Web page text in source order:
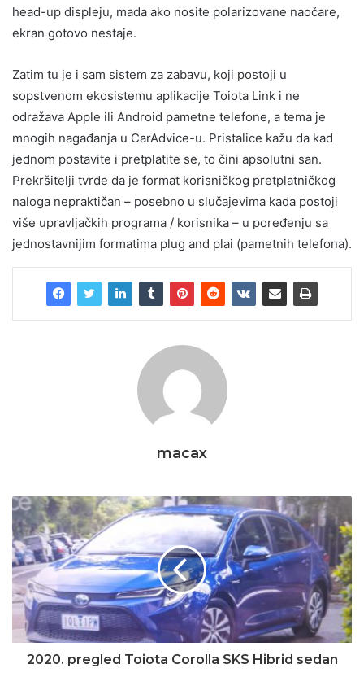
head-up displeju, mada ako nosite polarizovane naočare,
ekran gotovo nestaje.
Zatim tu je i sam sistem za zabavu, koji postoji u
sopstvenom ekosistemu aplikacije Toiota Link i ne
odražava Apple ili Android pametne telefone, a tema je
mnogih nagađanja u CarAdvice-u. Pristalice kažu da kad
jednom postavite i pretplatite se, to čini apsolutni san.
Prekršitelji tvrde da je format korisničkog pretplatničkog
naloga nepraktičan – posebno u slučajevima kada postoji
više upravljačkih programa / korisnika – u poređenju sa
jednostavnijim formatima plug and plai (pametnih telefona).
macax
2020. pregled Toiota Corolla SKS Hibrid sedan